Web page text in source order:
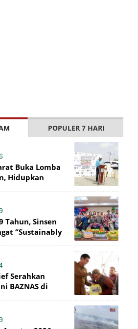
POPULER 7 HARI
Buka Lomba
Hidupkan
Tahun, Sinsen
“Sustainably
Serahkan
BAZNAS di